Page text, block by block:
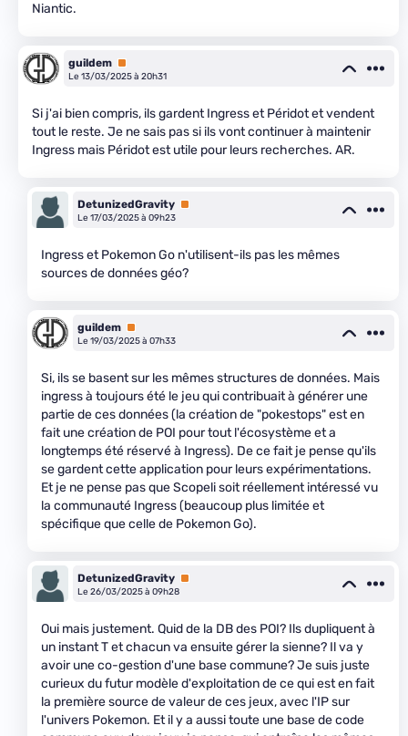
Niantic.
guildem Premium
Le 13/03/2025 à 20h31
Si j'ai bien compris, ils gardent Ingress et Péridot et vendent
tout le reste. Je ne sais pas si ils vont continuer à maintenir
Ingress mais Péridot est utile pour leurs recherches. AR.
DetunizedGravity Premium
Le 17/03/2025 à 09h23
Ingress et Pokemon Go n'utilisent-ils pas les mêmes
sources de données géo?
guildem Premium
Le 19/03/2025 à 07h33
Si, ils se basent sur les mêmes structures de données. Mais
ingress à toujours été le jeu qui contribuait à générer une
partie de ces données (la création de "pokestops" est en
fait une création de POI pour tout l'écosystème et a
longtemps été réservé à Ingress). De ce fait je pense qu'ils
se gardent cette application pour leurs expérimentations.
Et je ne pense pas que Scopeli soit réellement intéressé vu
la communauté Ingress (beaucoup plus limitée et
spécifique que celle de Pokemon Go).
DetunizedGravity Premium
Le 26/03/2025 à 09h28
Oui mais justement. Quid de la DB des POI? Ils dupliquent à
un instant T et chacun va ensuite gérer la sienne? Il va y
avoir une co-gestion d'une base commune? Je suis juste
curieux du futur modèle d'exploitation de ce qui est en fait
la première source de valeur de ces jeux, avec l'IP sur
l'univers Pokemon. Et il y a aussi toute une base de code